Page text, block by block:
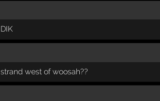
DIK
strand west of woosah??